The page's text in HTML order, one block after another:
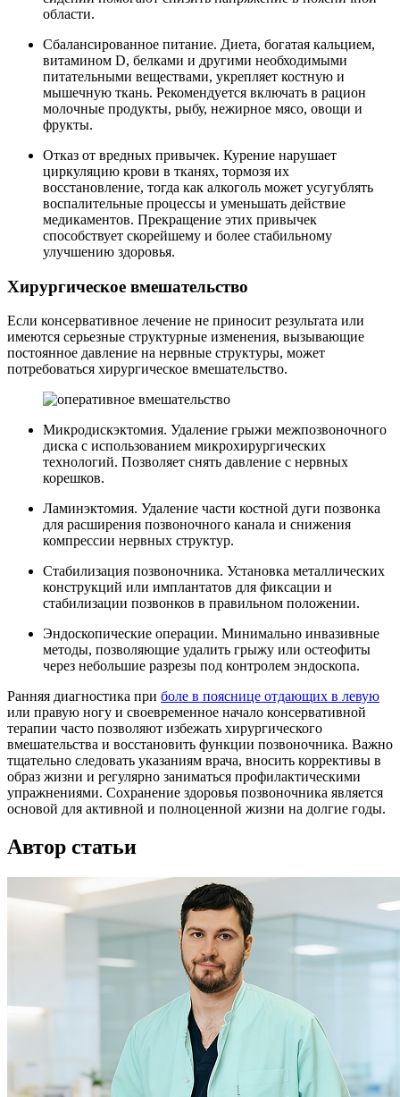
области.
Сбалансированное питание. Диета, богатая кальцием,
витамином D, белками и другими необходимыми
питательными веществами, укрепляет костную и
мышечную ткань. Рекомендуется включать в рацион
молочные продукты, рыбу, нежирное мясо, овощи и
фрукты.
Отказ от вредных привычек. Курение нарушает
циркуляцию крови в тканях, тормозя их
восстановление, тогда как алкоголь может усугублять
воспалительные процессы и уменьшать действие
медикаментов. Прекращение этих привычек
способствует скорейшему и более стабильному
улучшению здоровья.
Хирургическое вмешательство
Если консервативное лечение не приносит результата или
имеются серьезные структурные изменения, вызывающие
постоянное давление на нервные структуры, может
потребоваться хирургическое вмешательство.
Микродискэктомия. Удаление грыжи межпозвоночного
диска с использованием микрохирургических
технологий. Позволяет снять давление с нервных
корешков.
Ламинэктомия. Удаление части костной дуги позвонка
для расширения позвоночного канала и снижения
компрессии нервных структур.
Стабилизация позвоночника. Установка металлических
конструкций или имплантатов для фиксации и
стабилизации позвонков в правильном положении.
Эндоскопические операции. Минимально инвазивные
методы, позволяющие удалить грыжу или остеофиты
через небольшие разрезы под контролем эндоскопа.
Ранняя диагностика при боле в пояснице отдающих в левую
или правую ногу и своевременное начало консервативной
терапии часто позволяют избежать хирургического
вмешательства и восстановить функции позвоночника. Важно
тщательно следовать указаниям врача, вносить коррективы в
образ жизни и регулярно заниматься профилактическими
упражнениями. Сохранение здоровья позвоночника является
основой для активной и полноценной жизни на долгие годы.
Автор статьи